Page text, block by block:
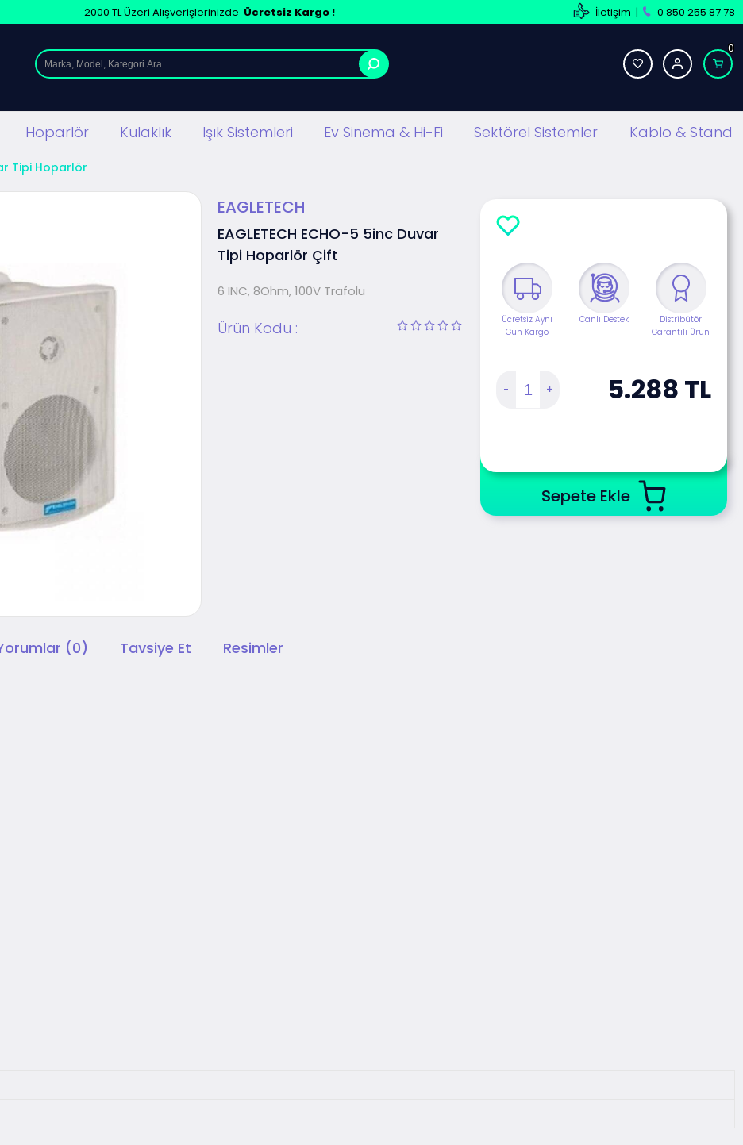
2000 TL Üzeri Alışverişlerinizde Ücretsiz Kargo ! İletişim | 0 850 255 87 78
0
Hoparlör Kulaklık Işık Sistemleri Ev Sinema & Hi-Fi Sektörel Sistemler Kablo & Stand
Tipi Hoparlör
EAGLETECH
EAGLETECH ECHO-5 5inc Duvar
Tipi Hoparlör Çift
6 INC, 8Ohm, 100V Trafolu
Ürün Kodu :
Ücretsiz Aynı
Gün Kargo
Canlı Destek
Distribütör
Garantili Ürün
5.288 TL
Sepete Ekle
(0) Tavsiye Et Resimler